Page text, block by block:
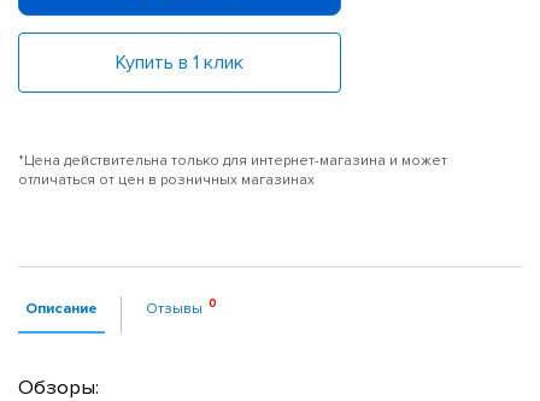
Купить в 1 клик
*Цена действительна только для интернет-магазина и может
отличаться от цен в розничных магазинах
Описание Отзывы
Обзоры: